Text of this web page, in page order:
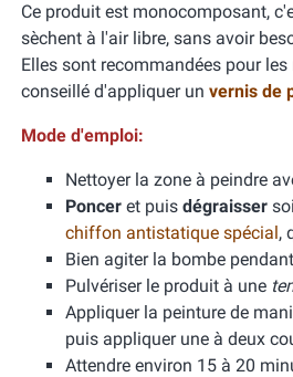
Ce produit est monocomposant,
sèchent à l'air libre, sans avoir
Elles sont recommandées pour
conseillé d'appliquer un vernis de
Mode d'emploi:
Nettoyer la zone à peindre
Poncer et puis dégraisser
chiffon antistatique spécial,
Bien agiter la bombe
Pulvériser le produit à une
Appliquer la peinture de
puis appliquer une à deux
Attendre environ 15 à 20